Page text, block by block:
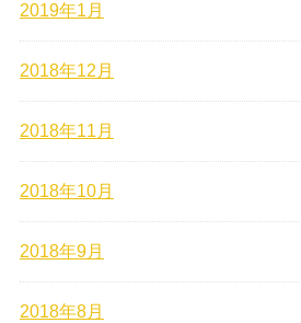
2019年1月
2018年12月
2018年11月
2018年10月
2018年9月
2018年8月